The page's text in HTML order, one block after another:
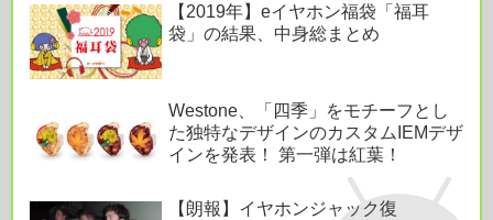
【2019年】eイヤホン福袋「福耳
袋」の結果、中身総まとめ
Westone、「四季」をモチーフとし
た独特なデザインのカスタムIEMデザ
インを発表！ 第一弾は紅葉！
【朗報】イヤホンジャック復